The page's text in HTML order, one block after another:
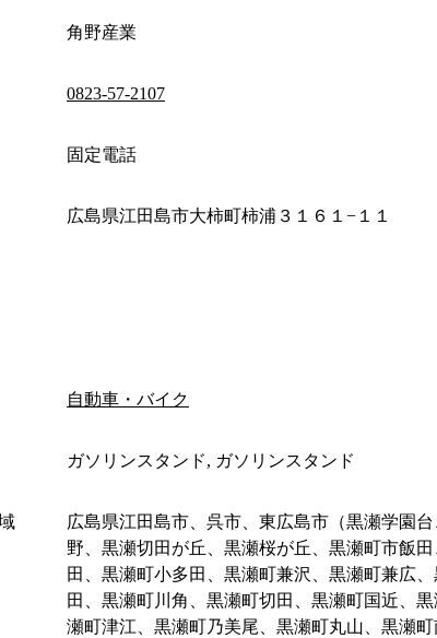
角野産業
0823-57-2107
固定電話
広島県江田島市大柿町柿浦３１６１−１１
自動車・バイク
ガソリンスタンド, ガソリンスタンド
広島県江田島市、呉市、東広島市（黒瀬学園台
野、黒瀬切田が丘、黒瀬桜が丘、黒瀬町市飯
田、黒瀬町小多田、黒瀬町兼沢、黒瀬町兼広
田、黒瀬町川角、黒瀬町切田、黒瀬町国近、
瀬町津江、黒瀬町乃美尾、黒瀬町丸山、黒瀬